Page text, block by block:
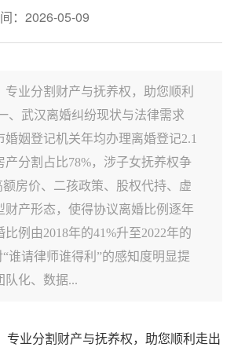
：2026-05-09
专业分割财产与抚养权，助您顺利
、武汉离婚纠纷现状与法律需求
婚姻登记机关年均办理离婚登记2.1
产分割占比78%，涉子女抚养权争
额房价、二孩政策、股权代持、虚
财产形态，使得协议离婚比例逐年
例由2018年的41%升至2022年的
谁请律师谁得利”的感知度明显提
队化、数据...
专业分割财产与抚养权，助您顺利走出